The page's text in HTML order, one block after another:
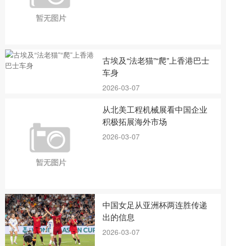
古埃及“法老猫”“爬”上香港巴士
车身
2026-03-07
从北美工程机械展看中国企业
积极拓展海外市场
2026-03-07
中国女足从亚洲杯两连胜传递
出的信息
2026-03-07